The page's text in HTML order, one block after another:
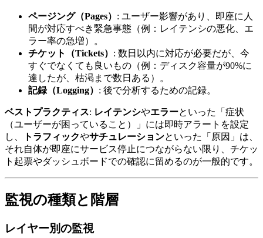
ページング（Pages） : ユーザー影響があり、即座に人
間が対応すべき緊急事態（例：レイテンシの悪化、エ
ラー率の急増）。
チケット（Tickets） : 数日以内に対応が必要だが、今
すぐでなくても良いもの（例：ディスク容量が90%に
達したが、枯渇まで数日ある）。
記録（Logging） : 後で分析するための記録。
ベストプラクティス: レイテンシやエラーといった「症状
（ユーザーが困っていること）」には即時アラートを設定
し、
トラフィックやサチュレーションといった「原因」は、
それ自体が即座にサービス停止につながらない限り、チケッ
ト起票やダッシュボードでの確認に留めるのが一般的です。
監視の種類と階層
レイヤー別の監視